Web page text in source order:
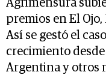
Agrimensura
premios en El
Así se gestó el
crecimiento
Argentina y otros